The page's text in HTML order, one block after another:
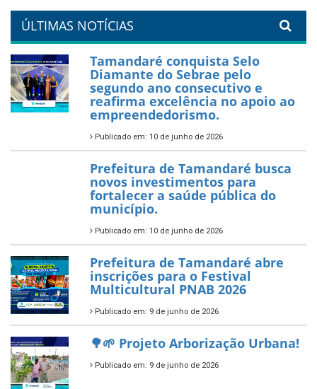
orla da cidade.
PartiuENEM — Prefeitura
garante transporte gratuito
para os estudantes
7 de novembro de 2025
Política Nacional Aldir Blanc
— Tamandaré tem Plano de
Aplicação de Recursos (PAR)
habilitado
7 de novembro de 2025
ÚLTIMAS NOTÍCIAS
Tamandaré conquista Selo
Diamante do Sebrae pelo
segundo ano consecutivo e
reafirma excelência no apoio ao
empreendedorismo.
Publicado em: 10 de junho de 2026